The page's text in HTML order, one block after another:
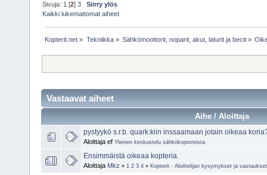
Sivuja:1 [2]3
Siirry ylös
Kaikki lukemattomat aiheet
Kopterit.net » Tekniikka» Sähkömoottorit, noparit, akut, laturit ja becit»
Vastaavat aiheet
Aihe / Aloittaja
pystyykö s.r.b. quark:kiin inssaamaan jotain oikeaa
Aloittaja ef Yleinen keskustelu sähkökoptereista
Ensimmäistä oikeaa kopteria.
Aloittaja Mkz « 1 2 3 4 » Kopterit - Aloittelijan kysymykset ja vastaukset